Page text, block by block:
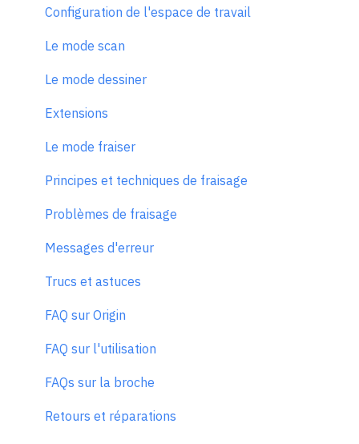
Configuration de l'espace de travail
Le mode scan
Le mode dessiner
Extensions
Le mode fraiser
Principes et techniques de fraisage
Problèmes de fraisage
Messages d'erreur
Trucs et astuces
FAQ sur Origin
FAQ sur l'utilisation
FAQs sur la broche
Retours et réparations